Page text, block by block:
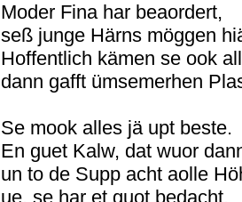
Moder Fina har beaordert,
seß junge Härns möggen
Hoffentlich kämen se ook
dann gafft ümsemerhen
Se mook alles jä upt beste.
En guet Kalw, dat wuor
un to de Supp acht aolle
ue, se har et guot bedacht.